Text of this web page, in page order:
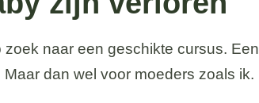
naar een geschikte cursus. Een
dan wel voor moeders zoals ik.